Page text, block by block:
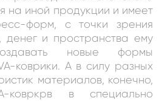
на иной продукции и имеет
форм, с точки зрения
денег и пространства ему
новые формы
коврики. А в силу разных
материалов, конечно,
ковркрв в специально